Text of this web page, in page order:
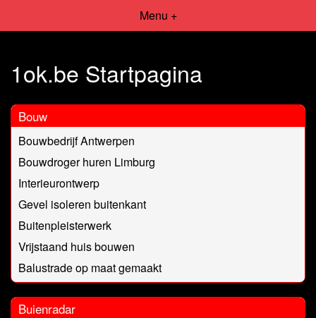
Menu +
1ok.be Startpagina
Bouw
Bouwbedrijf Antwerpen
Bouwdroger huren Limburg
Interieurontwerp
Gevel isoleren buitenkant
Buitenpleisterwerk
Vrijstaand huis bouwen
Balustrade op maat gemaakt
Buienradar